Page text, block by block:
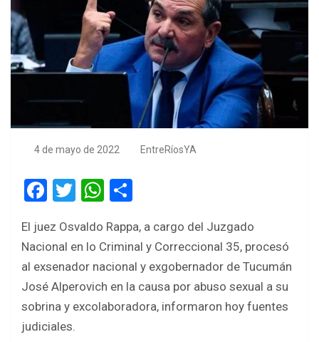
4 de mayo de 2022 EntreRíosYA
F
ce
b
o
o
k
T
tt
er
W
at
s
A
p
ar
e
El juez Osvaldo Rappa, a cargo del Juzgado
Nacional en lo Criminal y Correccional 35, procesó
al exsenador nacional y exgobernador de Tucumán
José Alperovich en la causa por abuso sexual a su
sobrina y excolaboradora, informaron hoy fuentes
judiciales.